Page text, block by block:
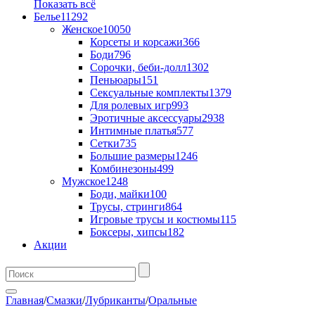
Показать всё
Белье11292
Женское10050
Корсеты и корсажи366
Боди796
Сорочки, беби-долл1302
Пеньюары151
Сексуальные комплекты1379
Для ролевых игр993
Эротичные аксессуары2938
Интимные платья577
Сетки735
Большие размеры1246
Комбинезоны499
Мужское1248
Боди, майки100
Трусы, стринги864
Игровые трусы и костюмы115
Боксеры, хипсы182
Акции
Главная/Смазки/Лубриканты/Оральные